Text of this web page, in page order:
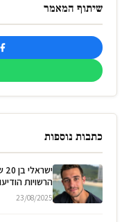
שיתוף המאמר
כתבות נוספות
הרשויות
23/08/2025